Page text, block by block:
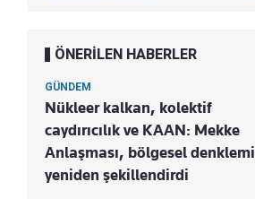
ÖNERİLEN HABERLER
GÜNDEM
Nükleer kalkan, kolektif
caydırıcılık ve KAAN: Mekke
Anlaşması, bölgesel denklemi
yeniden şekillendirdi